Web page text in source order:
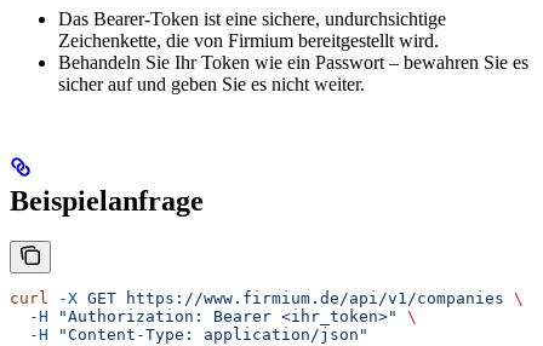
Das Bearer-Token ist eine sichere, undurchsichtige
Zeichenkette, die von Firmium bereitgestellt wird.
Behandeln Sie Ihr Token wie ein Passwort – bewahren Sie es
sicher auf und geben Sie es nicht weiter.
Beispielanfrage
curl -X GET https://www.firmium.de/api/v1/companies \
  -H
"Authorization: Bearer <ihr_token>"
\
  -H
"Content-Type: application/json"